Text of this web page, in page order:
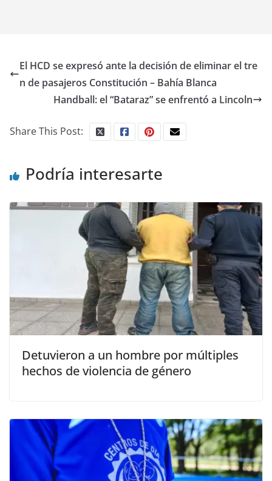
El HCD se expresó ante la decisión de eliminar el tre
n de pasajeros Constitución – Bahía Blanca
Handball: el “Bataraz” se enfrentó a Lincoln
Share This Post:
Podría interesarte
Detuvieron a un hombre por múltiples
hechos de violencia de género